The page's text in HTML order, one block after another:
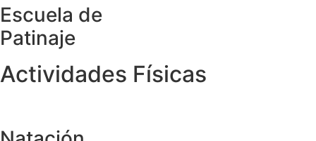
Escuela de
Patinaje
Actividades Físicas